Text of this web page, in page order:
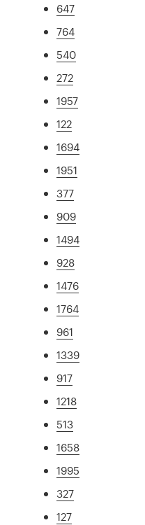
647
764
540
272
1957
122
1694
1951
377
909
1494
928
1476
1764
961
1339
917
1218
513
1658
1995
327
127